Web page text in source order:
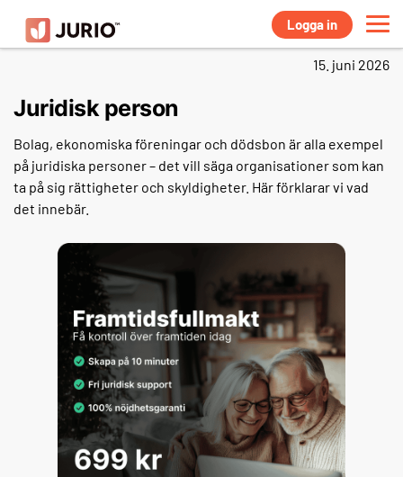
Logga in
15. juni 2026
Juridisk person
Bolag, ekonomiska föreningar och dödsbon är alla exempel
på juridiska personer – det vill säga organisationer som kan
ta på sig rättigheter och skyldigheter. Här förklarar vi vad
det innebär.